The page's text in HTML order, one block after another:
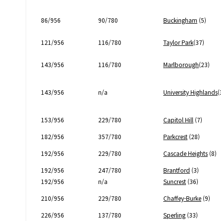
86/956 90/780 Buckingham (5)
121/956 116/780 Taylor Park(37)
143/956 116/780 Marlborough(23)
143/956 n/a University Highlands
153/956 229/780 Capitol Hill (7)
182/956
357/780 Parkcrest (28)
192/956
229/780 Cascade Heights (8)
192/956
247/780 Brantford (3)
192/956
n/a Suncrest (36)
210/956
229/780 Chaffey-Burke (9)
226/956
137/780 Sperling (33)